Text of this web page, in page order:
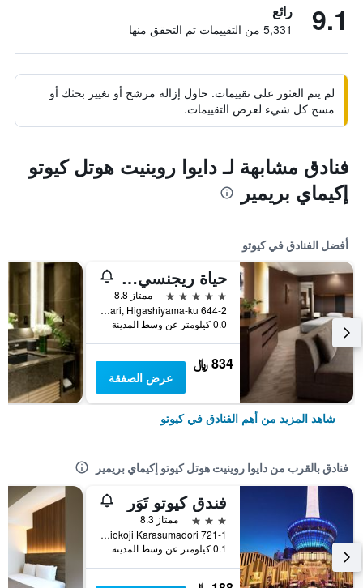
9.1 رائع
5,331 من التقييمات تم التحقق منها
لم يتم العثور على تقييمات. حاول إزالة مرشح أو تغيير بحثك أو
مسح كل شيء لعرض التقييمات.
فنادق مشابهة لـ دايوا روينيت هوتل كيوتو
إكيماي بريمير
أفضل الفنادق في كيوتو
حياة ريجنسي كيوتو
5 نجوم
ممتاز 8.8
644-2 Sanjusangendo-Mawari, Higashiyama-ku, كيوتو, اليابان
0.0 كيلومتر عن وسط المدينة
834 ﷼
عرض الصفقة
شاهد المزيد من أهم الفنادق في كيوتو
فنادق بالقرب من دايوا روينيت هوتل كيوتو إكيماي بريمير
فندق كيوتو تَوَر
3 نجوم
ممتاز 8.3
721-1 Higashishiokoji Karasumadori, كيوتو, اليابان
0.1 كيلومتر عن وسط المدينة